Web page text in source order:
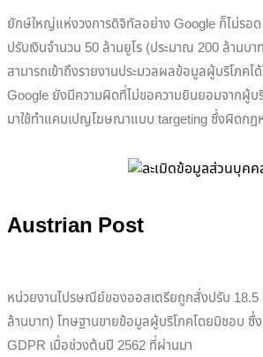
ยักษ์ใหญ่แห่งวงการดิจิทัลอย่าง Google ก็ไม่รอ
ปรับเงินจำนวน 50 ล้านยูโร (ประมาณ 200 ล้านบาท
สามารถเข้าถึงรายงานประมวลผลข้อมูลผู้บริโภคไ
Google ยังมีความผิดที่ไม่ขอความยินยอมจากผู้บ
มาใช้ทำแคมเปญโฆษณาแบบ targeting ซึ่งผิดกฎ
Austrian Post
หน่วยงานไปรษณีย์ของออสเตรียถูกสั่งปรับ 18.5
ล้านบาท) โทษฐานขายข้อมูลผู้บริโภคโดยมิชอบ ซึ่
GDPR เมื่อช่วงต้นปี 2562 ที่ผ่านมา